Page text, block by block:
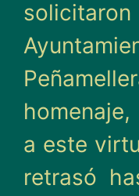
a este
retrasó